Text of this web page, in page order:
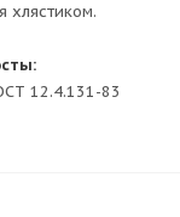
хлястиком.
12.4.131-83